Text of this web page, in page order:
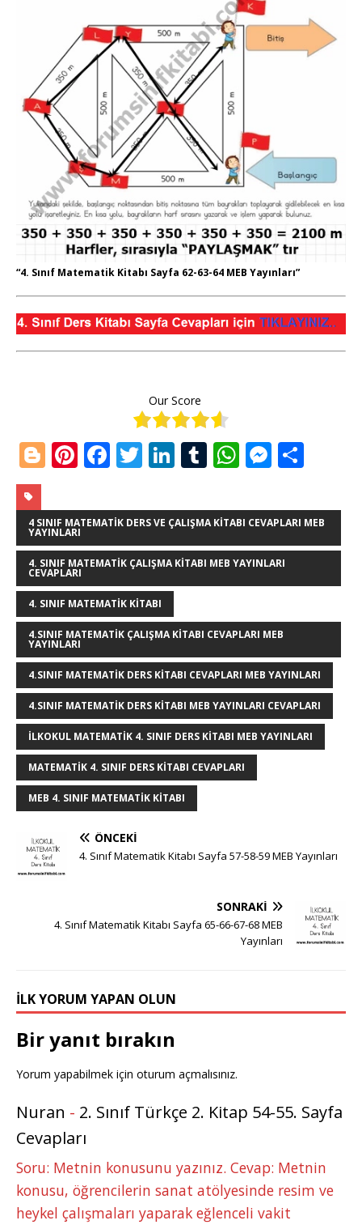
“4. Sınıf Matematik Kitabı Sayfa 62-63-64 MEB Yayınları”
Our Score
Bl
g
g
e
r
Pi
te
r
e
st
F
c
e
b
o
o
k
T
it
te
r
Li
k
e
dI
n
T
m
bl
r
W
at
s
A
p
M
ss
e
n
g
r
ar
e
4 SINIF MATEMATIK DERS VE ÇALIŞMA KITABI CEVAPLARI MEB
YAYINLARI
4. SINIF MATEMATIK ÇALIŞMA KITABI MEB YAYINLARI
CEVAPLARI
4. SINIF MATEMATIK KITABI
4.SINIF MATEMATIK ÇALIŞMA KITABI CEVAPLARI MEB
YAYINLARI
4.SINIF MATEMATIK DERS KITABI CEVAPLARI MEB YAYINLARI
4.SINIF MATEMATIK DERS KITABI MEB YAYINLARI CEVAPLARI
ILKOKUL MATEMATIK 4. SINIF DERS KITABI MEB YAYINLARI
MATEMATIK 4. SINIF DERS KITABI CEVAPLARI
MEB 4. SINIF MATEMATIK KITABI
ÖNCEKI
4. Sınıf Matematik Kitabı Sayfa 57-58-59 MEB Yayınları
SONRAKI
4. Sınıf Matematik Kitabı Sayfa 65-66-67-68 MEB
Yayınları
İLK YORUM YAPAN OLUN
Bir yanıt bırakın
Yorum yapabilmek için oturum açmalısınız.
Nuran - 2. Sınıf Türkçe 2. Kitap 54-55. Sayfa
Cevapları
Soru: Metnin konusunu yazınız. Cevap: Metnin
konusu, öğrencilerin sanat atölyesinde resim ve
heykel çalışmaları yaparak eğlenceli vakit